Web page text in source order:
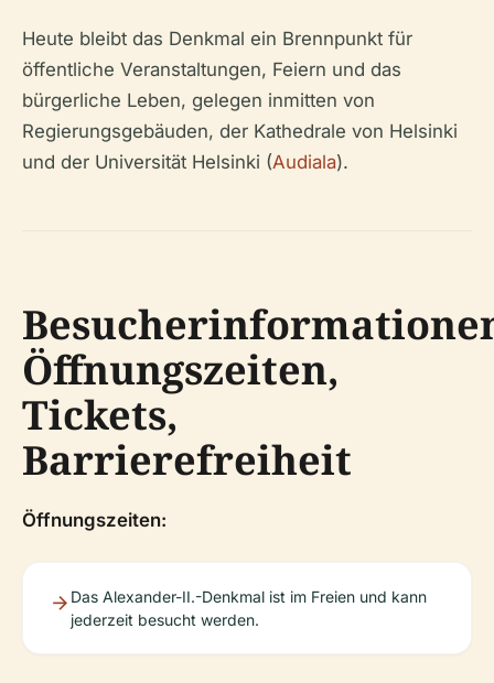
Heute bleibt das Denkmal ein Brennpunkt für
öffentliche Veranstaltungen, Feiern und das
bürgerliche Leben, gelegen inmitten von
Regierungsgebäuden, der Kathedrale von Helsinki
und der Universität Helsinki (Audiala).
Öffnungszeiten,
Tickets,
Barrierefreiheit
Öffnungszeiten:
Das Alexander-II.-Denkmal ist im Freien und kann
jederzeit besucht werden.